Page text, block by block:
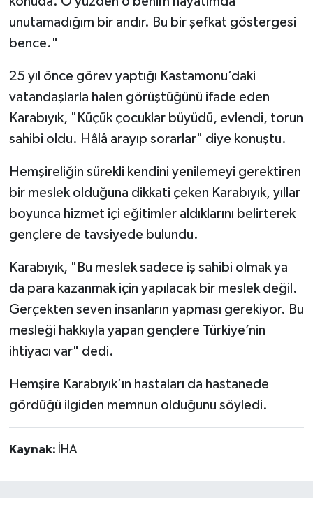
unutamadığım bir andır. Bu bir şefkat göstergesi
bence."
25 yıl önce görev yaptığı Kastamonu’daki
vatandaşlarla halen görüştüğünü ifade eden
Karabıyık, "Küçük çocuklar büyüdü, evlendi, torun
sahibi oldu. Hâlâ arayıp sorarlar" diye konuştu.
Hemşireliğin sürekli kendini yenilemeyi gerektiren
bir meslek olduğuna dikkati çeken Karabıyık, yıllar
boyunca hizmet içi eğitimler aldıklarını belirterek
gençlere de tavsiyede bulundu.
Karabıyık, "Bu meslek sadece iş sahibi olmak ya
da para kazanmak için yapılacak bir meslek değil.
Gerçekten seven insanların yapması gerekiyor. Bu
mesleği hakkıyla yapan gençlere Türkiye’nin
ihtiyacı var" dedi.
Hemşire Karabıyık’ın hastaları da hastanede
gördüğü ilgiden memnun olduğunu söyledi.
Kaynak: İHA